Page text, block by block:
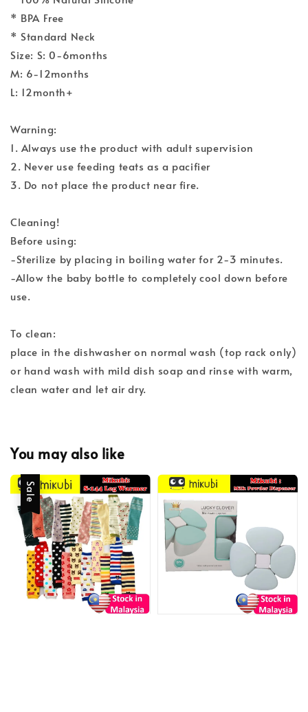
* BPA Free
* Standard Neck
Size: S: 0-6months
M: 6-12months
L: 12month+
Warning:
1. Always use the product with adult supervision
2. Never use feeding teats as a pacifier
3. Do not place the product near fire.
Cleaning!
Before using:
-Sterilize by placing in boiling water for 2-3 minutes.
-Allow the baby bottle to completely cool down before
use.
To clean:
place in the dishwasher on normal wash (top rack only)
or hand wash with mild dish soap and rinse with warm,
clean water and let air dry.
You may also like
Sale